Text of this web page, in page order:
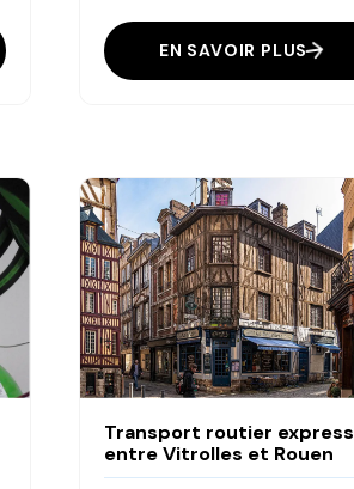
EN SAVOIR PLUS
Transport routier express
entre Vitrolles et Rouen